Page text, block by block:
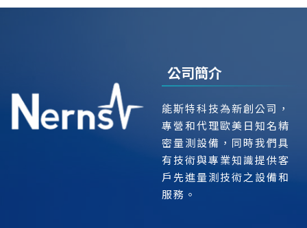
公司簡介
能斯特科技為新創公司，
專營和代理歐美日知名精
密量測設備，同時我們具
有技術與專業知識提供客
戶先進量測技術之設備和
服務。